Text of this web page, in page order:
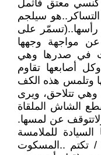
كنسي معتق فأثمل
سيلجم
على
مواجهة وجهها
في صدرها وهي
أصابعها تقاوم
وتلمس هذه الكف
وهي تتلاحق، ويرى
الشاش الملقاة
عن لمسها.
للملامسة
/ تكتم ..المسكوت